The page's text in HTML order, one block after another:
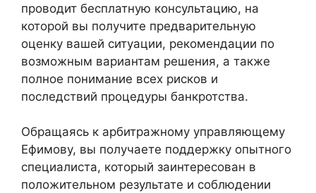
проводит бесплатную консультацию, на
которой вы получите предварительную
оценку вашей ситуации, рекомендации по
возможным вариантам решения, а также
полное понимание всех рисков и
последствий процедуры банкротства.
Обращаясь к арбитражному управляющему
Ефимову, вы получаете поддержку опытного
специалиста, который заинтересован в
положительном результате и соблюдении